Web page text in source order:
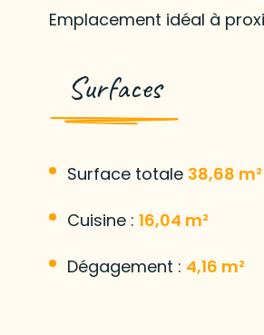
Emplacement idéal à
Surfaces
Surface totale 38,68 m²
Cuisine : 16,04 m²
Dégagement : 4,16 m²